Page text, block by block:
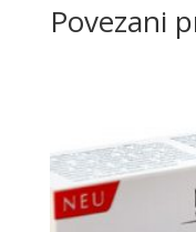
Povezani